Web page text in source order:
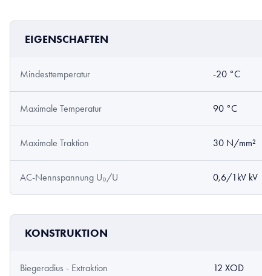
EIGENSCHAFTEN
Mindesttemperatur -20 °C
Maximale Temperatur 90 °C
Maximale Traktion 30 N/mm²
AC-Nennspannung U₀/U 0,6/1kV kV
KONSTRUKTION
Biegeradius - Extraktion 12 XOD